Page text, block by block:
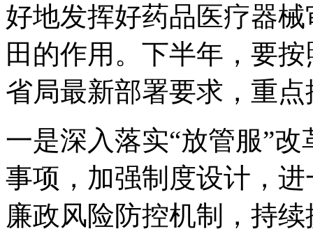
好地发挥好药品医疗器
田的作用。下半年，要
省局最新部署要求，重
一是深入落实“放管服”
事项，加强制度设计，
廉政风险防控机制，持